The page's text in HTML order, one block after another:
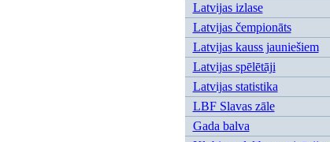
Latvijas izlase
Latvijas čempionāts
Latvijas kauss jauniešiem
Latvijas spēlētāji
Latvijas statistika
LBF Slavas zāle
Gada balva